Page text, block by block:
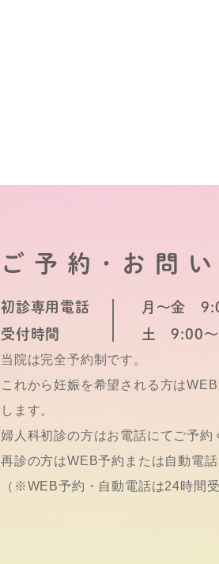
ご予約･お問
初診専用電話
受付時間
月～金
土 9:00
当院は完全予約制です。
これから妊娠を希望される方は
します。
婦人科初診の方はお電話にてご予約
再診の方はWEB予約または自動電
（※WEB予約・自動電話は24時間